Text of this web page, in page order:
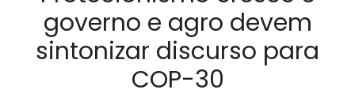
governo e agro devem
sintonizar discurso para
COP-30